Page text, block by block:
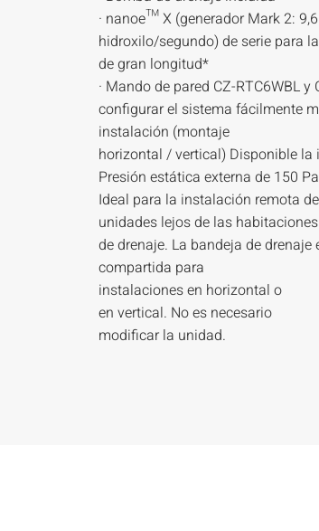
· nanoe™ X (generador Mark 2:
hidroxilo/segundo) de serie para
de gran longitud*
· Mando de pared CZ-RTC6WBL y
configurar el sistema fácilmente
instalación (montaje
horizontal / vertical) Disponible la
Presión estática externa de 150
Ideal para la instalación remota de
unidades lejos de las
de drenaje. La bandeja de drenaje
compartida para
instalaciones en horizontal o
en vertical. No es necesario
modificar la unidad.